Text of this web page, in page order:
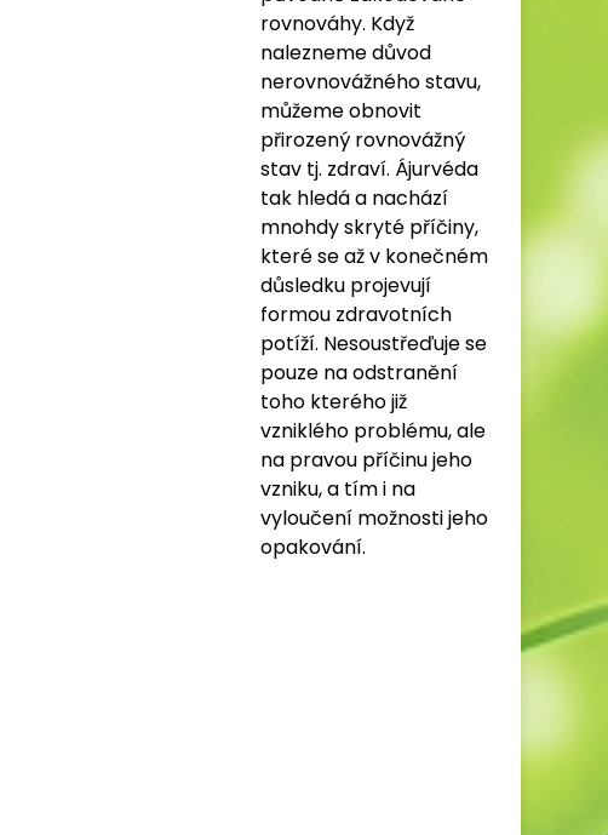
rovnováhy. Když
nalezneme důvod
nerovnovážného stavu,
můžeme obnovit
přirozený rovnovážný
stav tj. zdraví. Ájurvéda
tak hledá a nachází
mnohdy skryté příčiny,
které se až v konečném
důsledku projevují
formou zdravotních
potíží. Nesoustřeďuje se
pouze na odstranění
toho kterého již
vzniklého problému, ale
na pravou příčinu jeho
vzniku, a tím i na
vyloučení možnosti jeho
opakování.